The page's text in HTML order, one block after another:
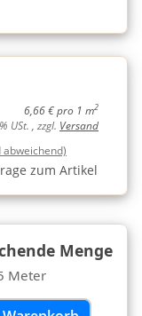
6,66 € pro 1 m2
USt. , zzgl. Versand
abweichend)
zum Artikel
Menge
Meter